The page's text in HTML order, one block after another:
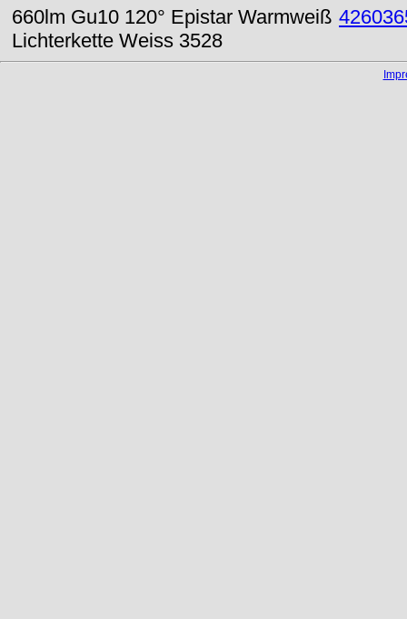
660lm Gu10 120° Epistar Warmweiß
Lichterkette Weiss 3528